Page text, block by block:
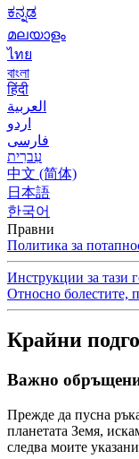
ಕನ್ನಡ
മലയാളം
ไทย
বাংলা
हिंदी
العربية
اردو
فارسی
עִברִית
中文 (简体)
日本語
한국어
Правни
Политика за
Инструкции за тази
Относно болестите,
Крайни
Важно
Прежде да пусна
планетата Земя,
следва моите